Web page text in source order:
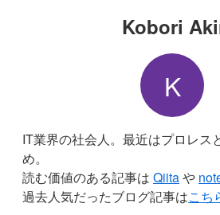
Kobori
K
IT業界の社会人。最近はプロレス
め。
読む価値のある記事は Qiitaや
過去人気だったブログ記事はこち